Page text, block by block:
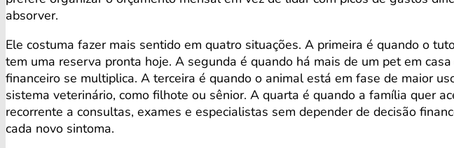
absorver.
Ele costuma fazer mais sentido em quatro situações. A primeira é quando o
tem uma reserva pronta hoje. A segunda é quando há mais de um pet em
financeiro se multiplica. A terceira é quando o animal está em fase de maior
sistema veterinário, como filhote ou sênior. A quarta é quando a família quer
recorrente a consultas, exames e especialistas sem depender de decisão
cada novo sintoma.